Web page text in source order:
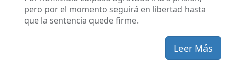
pero por el momento seguirá en libertad hasta
que la sentencia quede firme.
Leer Más